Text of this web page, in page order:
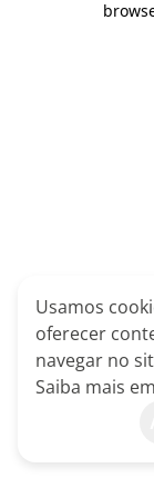
Usamos
oferecer
navegar no
Saiba mais